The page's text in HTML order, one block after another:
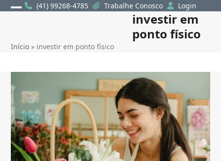
Skip
(41) 99268-4785 Trabalhe Conosco Login
menu
menu
investir em
ponto físico
Início » investir em ponto físico